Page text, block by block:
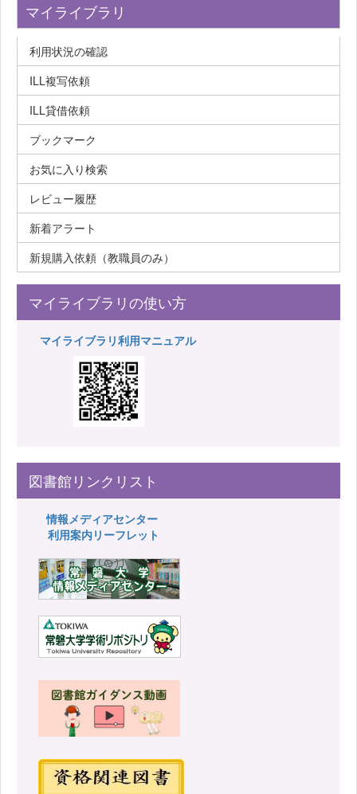
マイライブラリ
利用状況の確認
ILL複写依頼
ILL貸借依頼
ブックマーク
お気に入り検索
レビュー履歴
新着アラート
新規購入依頼（教職員のみ）
マイライブラリの使い方
マイライブラリ利用マニュアル
図書館リンクリスト
情報メディアセンター
利用案内リーフレット